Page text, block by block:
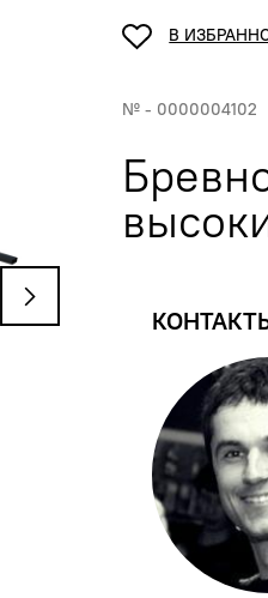
В
№ - 0000004102